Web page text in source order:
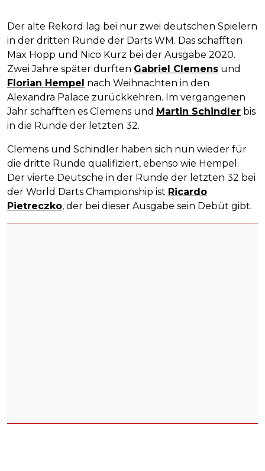
Der alte Rekord lag bei nur zwei deutschen Spielern
in der dritten Runde der Darts WM. Das schafften
Max Hopp und Nico Kurz bei der Ausgabe 2020.
Zwei Jahre später durften Gabriel Clemens und
Florian Hempel nach Weihnachten in den
Alexandra Palace zurückkehren. Im vergangenen
Jahr schafften es Clemens und Martin Schindler bis
in die Runde der letzten 32.
Clemens und Schindler haben sich nun wieder für
die dritte Runde qualifiziert, ebenso wie Hempel.
Der vierte Deutsche in der Runde der letzten 32 bei
der World Darts Championship ist Ricardo
Pietreczko, der bei dieser Ausgabe sein Debüt gibt.